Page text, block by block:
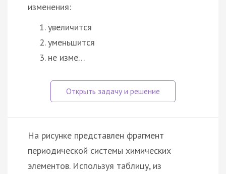
изменения:
увеличится
уменьшится
не изме…
На рисунке представлен фрагмент
периодической системы химических
элементов. Используя таблицу, из